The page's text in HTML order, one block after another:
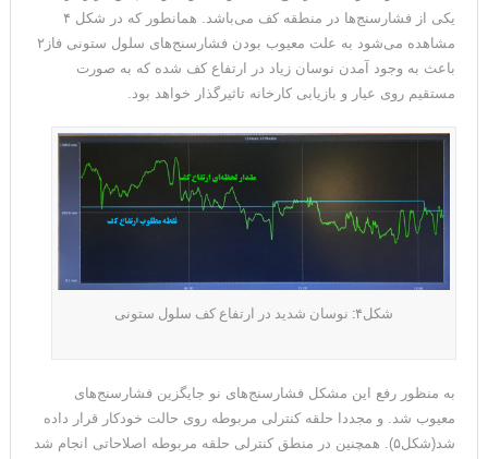
یکی از فشارسنج‌ها در منطقه کف می‌باشد. همانطور که در شکل ۴
مشاهده می‌شود به علت معیوب بودن فشارسنج‌های سلول ستونی فاز۲
باعث به وجود آمدن نوسان زیاد در ارتفاع کف شده که به صورت
مستقیم روی عیار و بازیابی کارخانه تاثیرگذار خواهد بود.
شکل۴: نوسان شدید در ارتفاع کف سلول ستونی
به منظور رفع این مشکل فشارسنج‌های نو جایگزین فشارسنج‌های
معیوب شد. و مجددا حلقه کنترلی مربوطه روی حالت خودکار قرار داده
شد(شکل۵). همچنین در منطق کنترلی حلقه مربوطه اصلاحاتی انجام شد